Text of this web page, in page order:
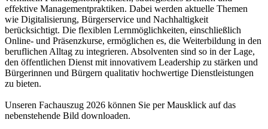
effektive Managementpraktiken. Dabei werden aktuelle Themen
wie Digitalisierung, Bürgerservice und Nachhaltigkeit
berücksichtigt. Die flexiblen Lernmöglichkeiten, einschließlich
Online- und Präsenzkurse, ermöglichen es, die Weiterbildung in den
beruflichen Alltag zu integrieren. Absolventen sind so in der Lage,
den öffentlichen Dienst mit innovativem Leadership zu stärken und
Bürgerinnen und Bürgern qualitativ hochwertige Dienstleistungen
zu bieten.
Unseren Fachauszug 2026 können Sie per Mausklick auf das
nebenstehende Bild downloaden.